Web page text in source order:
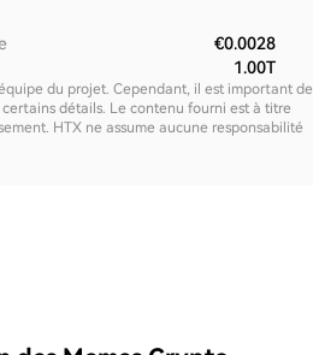
€0.0028
1.00T
du projet. Cependant, il est important de
détails. Le contenu fourni est à titre
HTX ne assume aucune responsabilité